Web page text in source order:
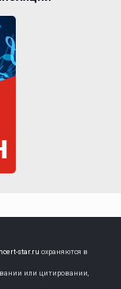
star.ru охраняются в
или цитировании,